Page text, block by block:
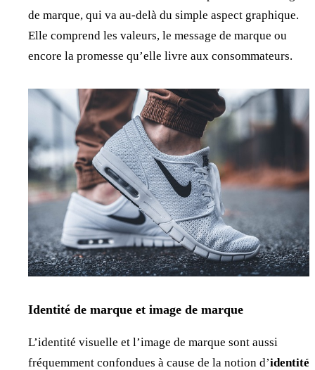
de marque, qui va au-delà du simple aspect graphique.
Elle comprend les valeurs, le message de marque ou
encore la promesse qu’elle livre aux consommateurs.
Identité de marque et image de marque
L’identité visuelle et l’image de marque sont aussi
fréquemment confondues à cause de la notion d’identité